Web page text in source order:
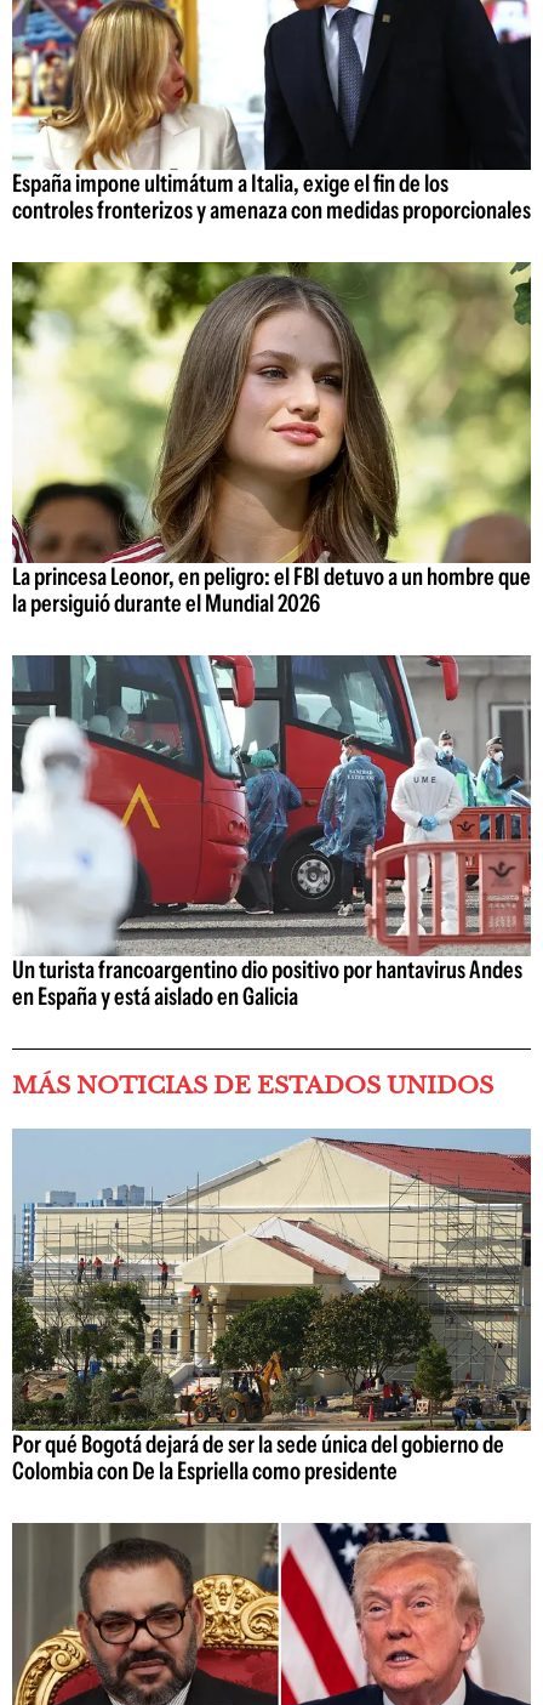
España impone ultimátum a Italia, exige el fin de los
controles fronterizos y amenaza con medidas proporcionales
La princesa Leonor, en peligro: el FBI detuvo a un hombre que
la persiguió durante el Mundial 2026
Un turista francoargentino dio positivo por hantavirus Andes
en España y está aislado en Galicia
MÁS NOTICIAS DE ESTADOS UNIDOS
Por qué Bogotá dejará de ser la sede única del gobierno de
Colombia con De la Espriella como presidente